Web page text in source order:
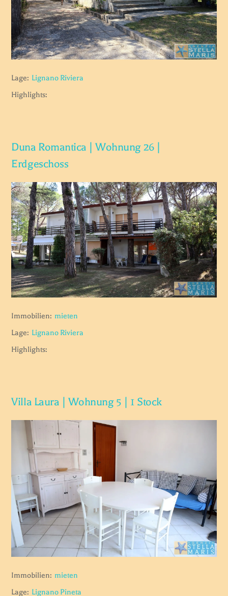
Lage: Lignano Riviera
Highlights:
Duna Romantica | Wohnung 26 |
Erdgeschoss
Immobilien: mieten
Lage: Lignano Riviera
Highlights:
Villa Laura | Wohnung 5 | 1 Stock
Immobilien: mieten
Lage: Lignano Pineta